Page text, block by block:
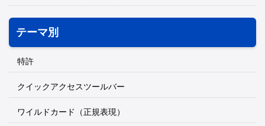
テーマ別
特許
クイックアクセスツールバー
ワイルドカード（正規表現）